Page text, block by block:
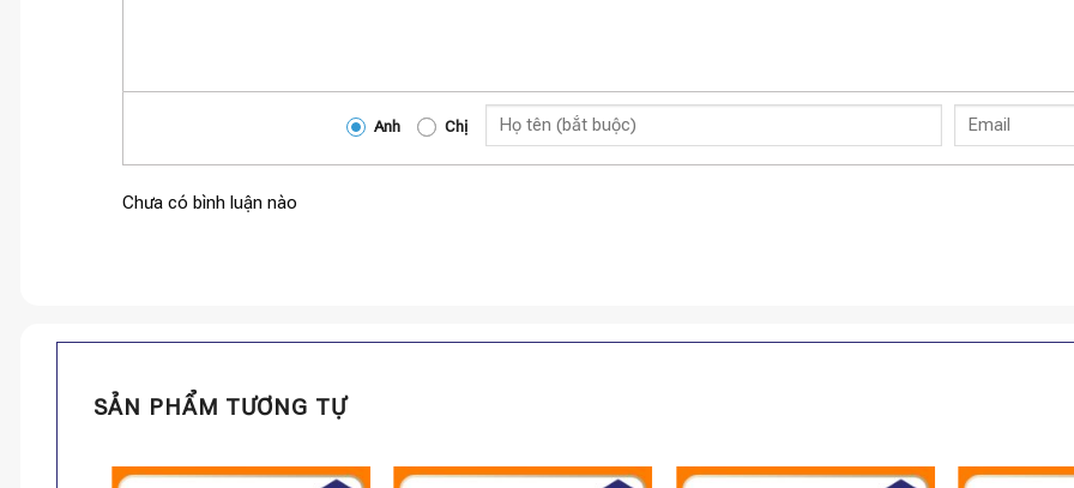
Anh Chị
Chưa có bình luận nào
SẢN PHẨM TƯƠNG TỰ